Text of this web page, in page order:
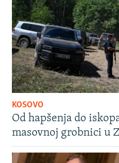
KOSOVO
Od hapšenja do
masovnoj grobnici u